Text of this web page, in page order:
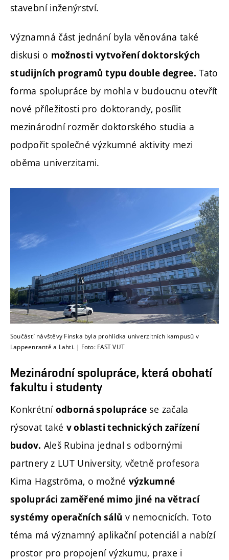
stavební inženýrství.
Významná část jednání byla věnována také
diskusi o možnosti vytvoření doktorských
studijních programů typu double degree. Tato
forma spolupráce by mohla v budoucnu otevřít
nové příležitosti pro doktorandy, posílit
mezinárodní rozměr doktorského studia a
podpořit společné výzkumné aktivity mezi
oběma univerzitami.
Součástí návštěvy Finska byla prohlídka univerzitních kampusů v
Lappeenrantě a Lahti. | Foto: FAST VUT
Mezinárodní spolupráce, která obohatí
fakultu i studenty
Konkrétní odborná spolupráce se začala
rýsovat také v oblasti technických zařízení
budov. Aleš Rubina jednal s odbornými
partnery z LUT University, včetně profesora
Kima Hagströma, o možné výzkumné
spolupráci zaměřené mimo jiné na větrací
systémy operačních sálů v nemocnicích. Toto
téma má významný aplikační potenciál a nabízí
prostor pro propojení výzkumu, praxe i